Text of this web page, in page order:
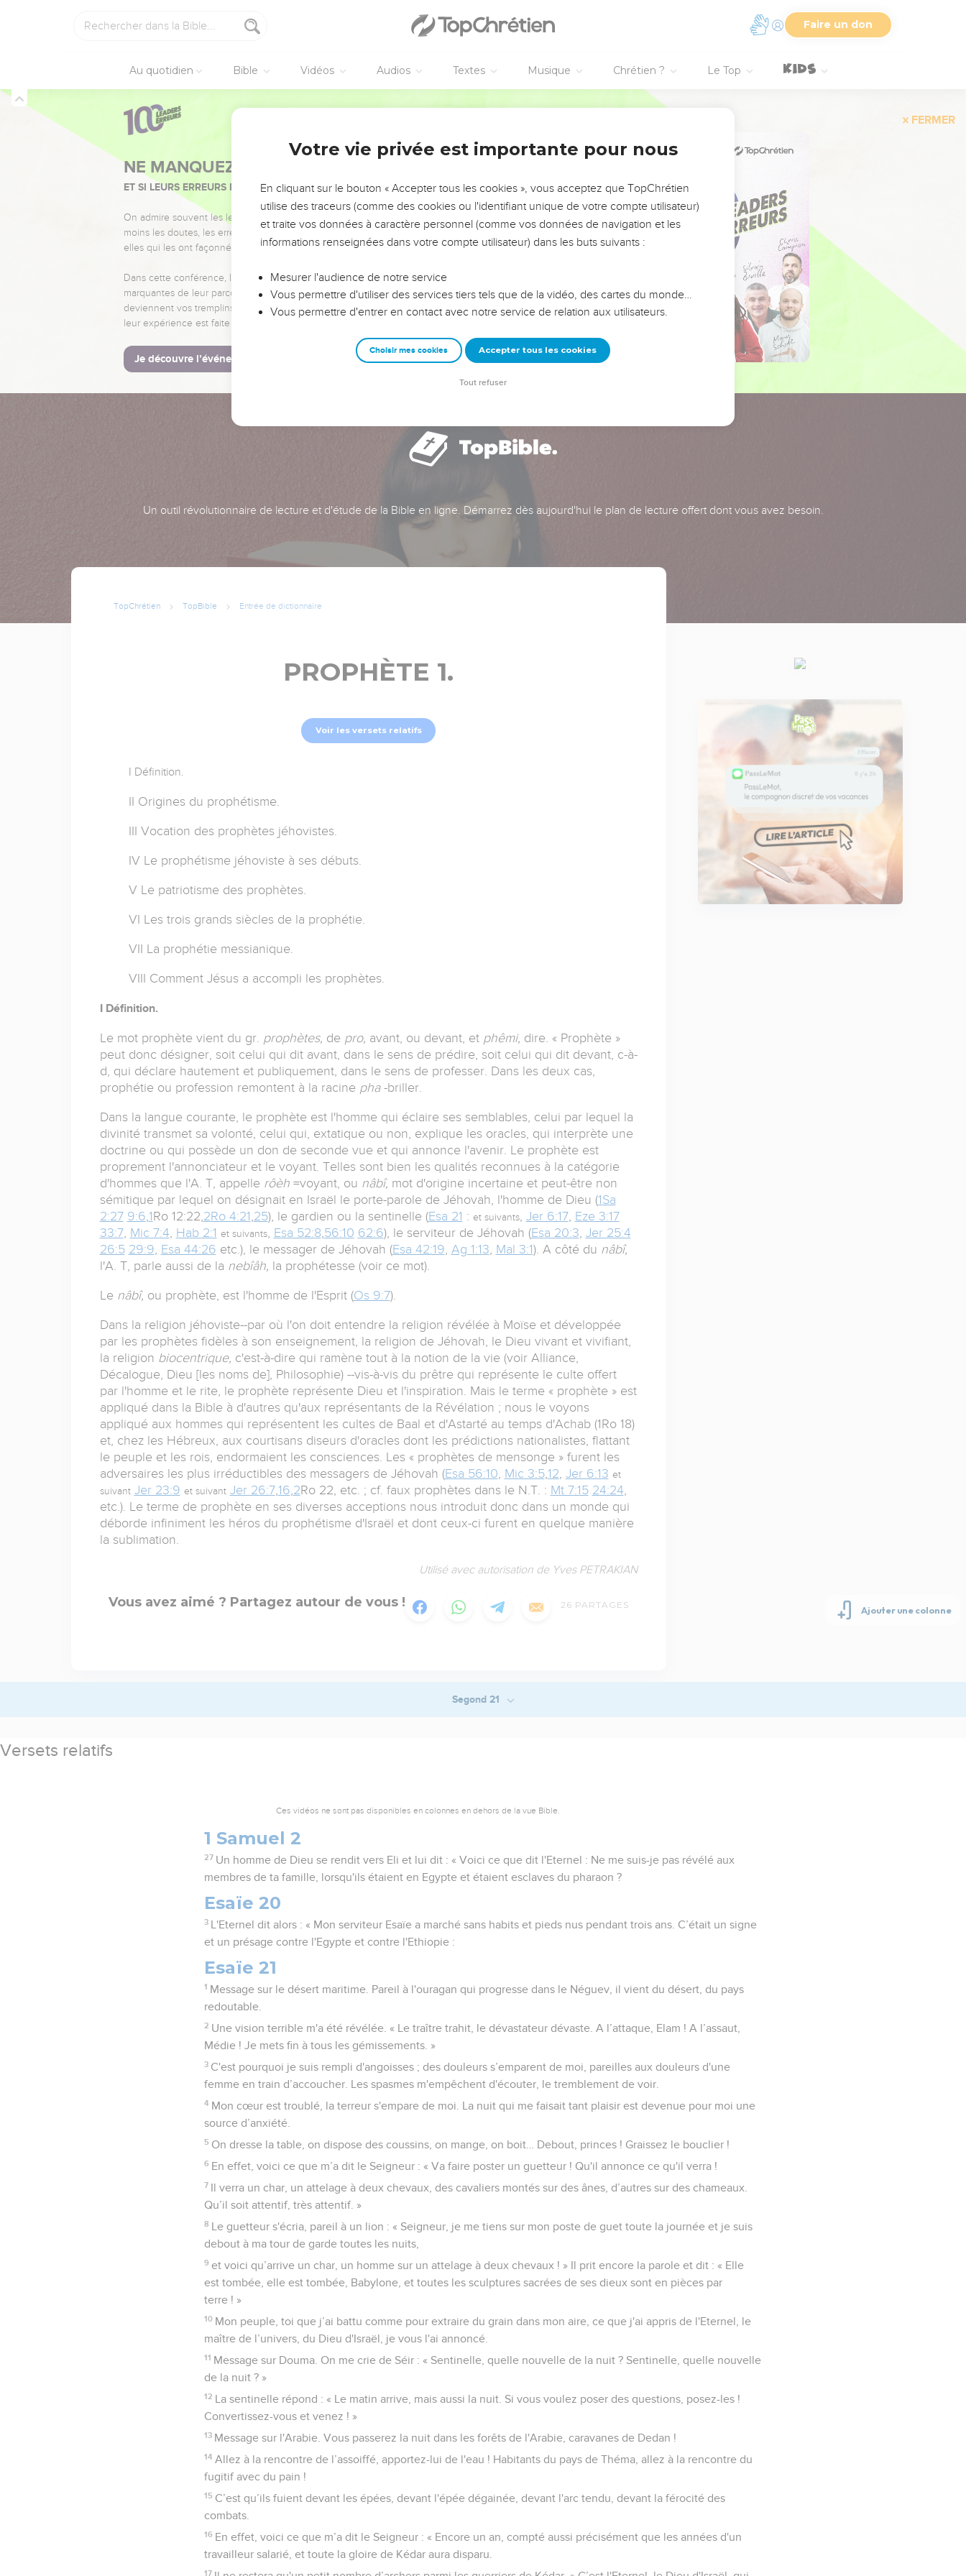
Faire un don
Au quotidien Bible Vidéos Audios Textes Musique Chrétien ? Le Top
FERMER
NE MANQUEZ PAS L’ÉVÉNEMENT DE L’ANNÉE !
ET SI LEURS ERREURS POUVAIENT VOUS ÉVITER LES VOTRES ?
On admire souvent les leaders pour leurs réussites, leur impact, leur foi ou leur vision. Mais on voit
moins les doutes, les erreurs et les saisons difficiles qu'ils ont traversés, alors même que ce sont
elles qui les ont façonnés.
Dans cette conférence, leaders, entrepreneurs, et responsables reviennent sur les erreurs
marquantes de leur parcours et les clés pour avancer avec plus de sagesse afin que leurs erreurs
deviennent vos tremplins. Que vous guidiez un ministère, une équipe, un groupe ou une famille,
leur expérience est faite pour vous.
Je découvre l’événement
Un outil révolutionnaire de lecture et d'étude de la Bible en ligne. Démarrez dès aujourd'hui le plan de lecture offert dont vous avez besoin.
TopChrétien TopBible Entrée de dictionnaire
PROPHÈTE 1.
Voir les versets relatifs
I Définition.
II Origines du prophétisme.
III Vocation des prophètes jéhovistes.
IV Le prophétisme jéhoviste à ses débuts.
V Le patriotisme des prophètes.
VI Les trois grands siècles de la prophétie.
VII La prophétie messianique.
VIII Comment Jésus a accompli les prophètes.
I Définition.
Le mot prophète vient du gr. prophètes, de pro, avant, ou devant, et phêmi, dire. « Prophète »
peut donc désigner, soit celui qui dit avant, dans le sens de prédire, soit celui qui dit devant, c-à-
d, qui déclare hautement et publiquement, dans le sens de professer. Dans les deux cas,
prophétie ou profession remontent à la racine pha -briller.
Dans la langue courante, le prophète est l'homme qui éclaire ses semblables, celui par lequel la
divinité transmet sa volonté, celui qui, extatique ou non, explique les oracles, qui interprète une
doctrine ou qui possède un don de seconde vue et qui annonce l'avenir. Le prophète est
proprement l'annonciateur et le voyant. Telles sont bien les qualités reconnues à la catégorie
d'hommes que l'A. T, appelle rôèh =voyant, ou nâbî, mot d'origine incertaine et peut-être non
sémitique par lequel on désignait en Israël le porte-parole de Jéhovah, l'homme de Dieu (1Sa
2:27 9:6 1Ro 12:22, 2Ro 4:21 25), le gardien ou la sentinelle (Esa 21 : et suivants, Jer 6:17, Eze 3:17
33:7, Mic 7:4 Hab 2:1 et suivants, Esa 52:8 56:10 62:6), le serviteur de Jéhovah (Esa 20:3 Jer 25:4
26:5 29:9 Esa 44:26 etc.), le messager de Jéhovah (Esa 42:19 Ag 1:13 Mal 3:1). A côté du nâbî,
l'A. T, parle aussi de la nebîâh, la prophétesse (voir ce mot).
Le nâbî, ou prophète, est l'homme de l'Esprit (Os 9:7).
Dans la religion jéhoviste--par où l'on doit entendre la religion révélée à Moïse et développée
par les prophètes fidèles à son enseignement, la religion de Jéhovah, le Dieu vivant et vivifiant,
la religion biocentrique, c'est-à-dire qui ramène tout à la notion de la vie (voir Alliance,
Décalogue, Dieu [les noms de], Philosophie) --vis-à-vis du prêtre qui représente le culte offert
par l'homme et le rite, le prophète représente Dieu et l'inspiration. Mais le terme « prophète » est
appliqué dans la Bible à d'autres qu'aux représentants de la Révélation ; nous le voyons
appliqué aux hommes qui représentent les cultes de Baal et d'Astarté au temps d'Achab (1Ro 18)
et, chez les Hébreux, aux courtisans diseurs d'oracles dont les prédictions nationalistes, flattant
le peuple et les rois, endormaient les consciences. Les « prophètes de mensonge » furent les
adversaires les plus irréductibles des messagers de Jéhovah (Esa 56:10 Mic 3:5, 12 Jer 6:13 et
suivant Jer 23:9 et suivant Jer 26:7, 16 2Ro 22, etc. ; cf. faux prophètes dans le N.T. : Mt 7:15 24:24
etc.). Le terme de prophète en ses diverses acceptions nous introduit donc dans un monde qui
déborde infiniment les héros du prophétisme d'Israël et dont ceux-ci furent en quelque manière
la sublimation.
Utilisé avec autorisation de Yves PETRAKIAN
Vous avez aimé ? Partagez autour de vous ! 26 PARTAGES
Segond 21
Versets relatifs
Ces vidéos ne sont pas disponibles en colonnes en dehors de la vue Bible.
1 Samuel 2
27 Un homme de Dieu se rendit vers Eli et lui dit : « Voici ce que dit l'Eternel : Ne me suis-je pas révélé aux
membres de ta famille, lorsqu'ils étaient en Egypte et étaient esclaves du pharaon ?
Esaïe 20
3
L'Eternel dit alors : « Mon serviteur Esaïe a marché sans habits et pieds nus pendant trois ans. C’était un signe
et un présage contre l'Egypte et contre l'Ethiopie :
Esaïe 21
1 Message sur le désert maritime. Pareil à l'ouragan qui progresse dans le Néguev, il vient du désert, du pays
redoutable.
2 Une vision terrible m'a été révélée. « Le traître trahit, le dévastateur dévaste. A l’attaque, Elam ! A l’assaut,
Médie ! Je mets fin à tous les gémissements. »
3 C'est pourquoi je suis rempli d'angoisses ; des douleurs s’emparent de moi, pareilles aux douleurs d'une
femme en train d’accoucher. Les spasmes m'empêchent d'écouter, le tremblement de voir.
4 Mon cœur est troublé, la terreur s'empare de moi. La nuit qui me faisait tant plaisir est devenue pour moi une
source d’anxiété.
5 On dresse la table, on dispose des coussins, on mange, on boit… Debout, princes ! Graissez le bouclier !
6 En effet, voici ce que m’a dit le Seigneur : « Va faire poster un guetteur ! Qu'il annonce ce qu'il verra !
7
Il verra un char, un attelage à deux chevaux, des cavaliers montés sur des ânes, d’autres sur des chameaux.
Qu’il soit attentif, très attentif. »
8
Le guetteur s'écria, pareil à un lion : « Seigneur, je me tiens sur mon poste de guet toute la journée et je suis
debout à ma tour de garde toutes les nuits,
9 et voici qu’arrive un char, un homme sur un attelage à deux chevaux ! » Il prit encore la parole et dit : « Elle
est tombée, elle est tombée, Babylone, et toutes les sculptures sacrées de ses dieux sont en pièces par
terre ! »
10 Mon peuple, toi que j’ai battu comme pour extraire du grain dans mon aire, ce que j'ai appris de l'Eternel, le
maître de l’univers, du Dieu d'Israël, je vous l'ai annoncé.
11 Message sur Douma. On me crie de Séir : « Sentinelle, quelle nouvelle de la nuit ? Sentinelle, quelle nouvelle
de la nuit ? »
12
La sentinelle répond : « Le matin arrive, mais aussi la nuit. Si vous voulez poser des questions, posez-les !
Convertissez-vous et venez ! »
13 Message sur l'Arabie. Vous passerez la nuit dans les forêts de l'Arabie, caravanes de Dedan !
14 Allez à la rencontre de l’assoiffé, apportez-lui de l'eau ! Habitants du pays de Théma, allez à la rencontre du
fugitif avec du pain !
15 C’est qu’ils fuient devant les épées, devant l'épée dégainée, devant l'arc tendu, devant la férocité des
combats.
16 En effet, voici ce que m’a dit le Seigneur : « Encore un an, compté aussi précisément que les années d'un
travailleur salarié, et toute la gloire de Kédar aura disparu.
17
Votre vie privée est importante pour nous
En cliquant sur le bouton « Accepter tous les cookies », vous acceptez que TopChrétien
utilise des traceurs (comme des cookies ou l'identifiant unique de votre compte utilisateur)
et traite vos données à caractère personnel (comme vos données de navigation et les
informations renseignées dans votre compte utilisateur) dans les buts suivants :
Mesurer l'audience de notre service
Vous permettre d'utiliser des services tiers tels que de la vidéo, des cartes du monde…
Vous permettre d'entrer en contact avec notre service de relation aux utilisateurs.
Choisir mes cookies Accepter tous les cookies
Tout refuser